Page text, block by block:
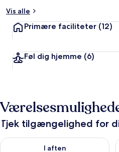
Vis alle
Primære faciliteter (12)
Føl dig hjemme (6)
Tjek tilgængelighed for
I aften
Tjek tilgængelighed for i aften